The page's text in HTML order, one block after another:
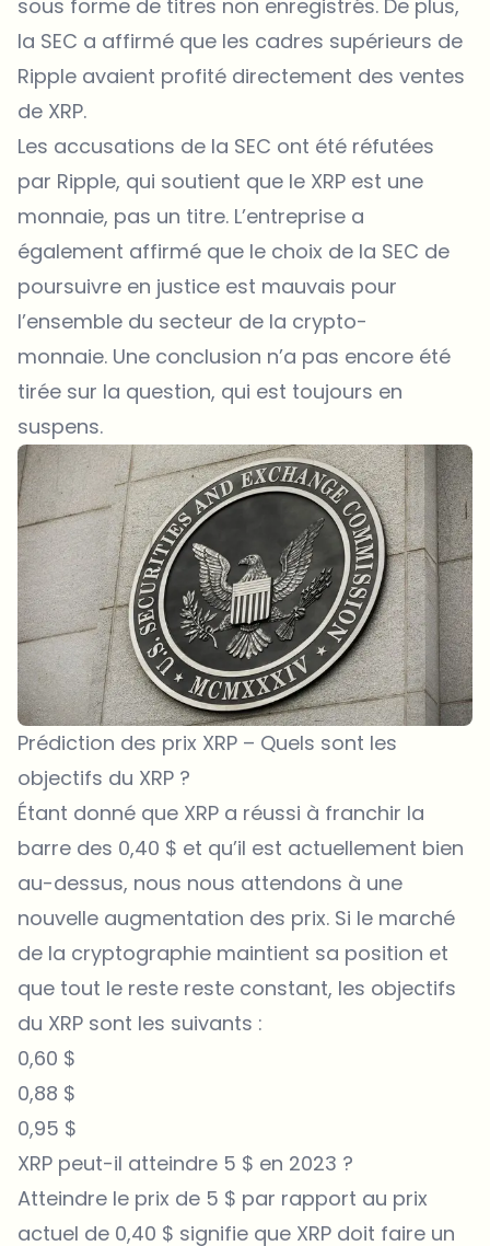
sous forme de titres non enregistrés. De plus,
la SEC a affirmé que les cadres supérieurs de
Ripple avaient profité directement des ventes
de XRP.
Les accusations de la SEC ont été réfutées
par Ripple, qui soutient que le XRP est une
monnaie, pas un titre. L’entreprise a
également affirmé que le choix de la SEC de
poursuivre en justice est mauvais pour
l’ensemble du secteur de la crypto-
monnaie. Une conclusion n’a pas encore été
tirée sur la question, qui est toujours en
suspens.
Prédiction des prix XRP – Quels sont les
objectifs du XRP ?
Étant donné que XRP a réussi à franchir la
barre des 0,40 $ et qu’il est actuellement bien
au-dessus, nous nous attendons à une
nouvelle augmentation des prix. Si le marché
de la cryptographie maintient sa position et
que tout le reste reste constant, les objectifs
du XRP sont les suivants :
0,60 $
0,88 $
0,95 $
XRP peut-il atteindre 5 $ en 2023 ?
Atteindre le prix de 5 $ par rapport au prix
actuel de 0,40 $ signifie que XRP doit faire un